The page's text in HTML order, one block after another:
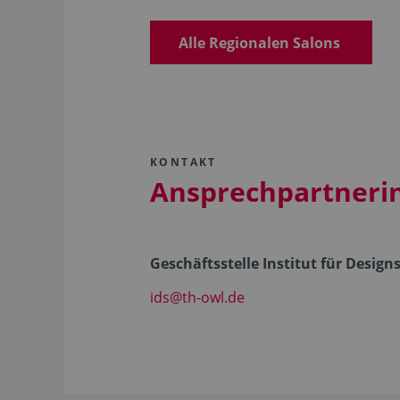
Alle Regionalen Salons
KONTAKT
Geschäftsstelle Institut für
ids@th-owl.de